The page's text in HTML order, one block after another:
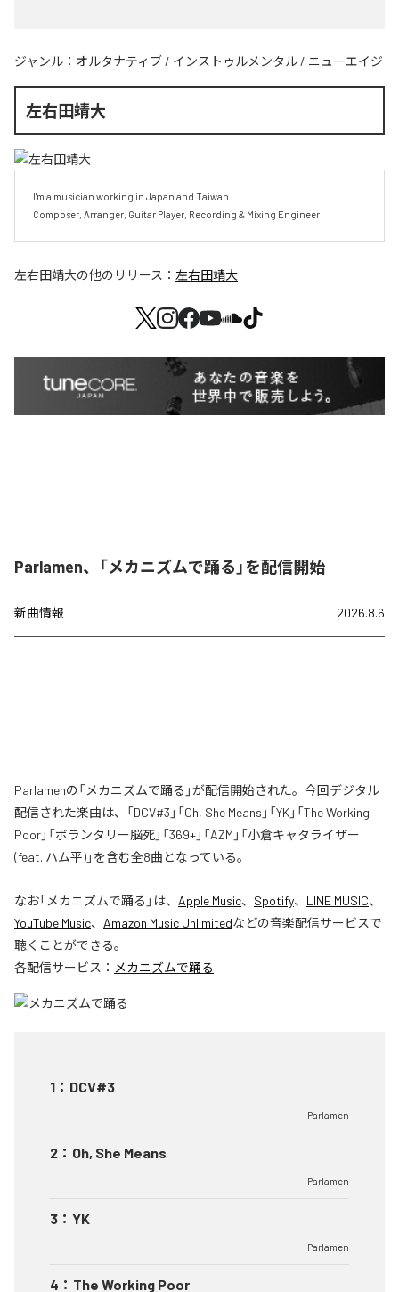
ジャンル： オルタナティブ / インストゥルメンタル / ニューエイジ
左右田靖大
I'm a musician working in Japan and Taiwan.
Composer, Arranger, Guitar Player, Recording & Mixing Engineer
左右田靖大の他のリリース： 左右田靖大
Parlamen、「メカニズムで踊る」を配信開始
新曲情報 2026.8.6
Parlamenの「メカニズムで踊る」が配信開始された。今回デジタル
配信された楽曲は、「DCV#3」「Oh, She Means」「YK」「The Working
Poor」「ボランタリー脳死」「369+」「AZM」「小倉キャタライザー
(feat. ハム平)」を含む全8曲となっている。
なお「メカニズムで踊る 」は、 Apple Music、 Spotify、 LINE MUSIC、
YouTube Music、 Amazon Music Unlimitedなどの音楽配信サービスで
聴くことができる。
各配信サービス： メカニズムで踊る
1 ： DCV#3
Parlamen
2 ： Oh, She Means
Parlamen
3 ： YK
Parlamen
4 ： The Working Poor